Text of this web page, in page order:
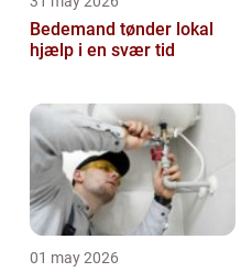
Bedemand tønder lokal
hjælp i en svær tid
01 may 2026